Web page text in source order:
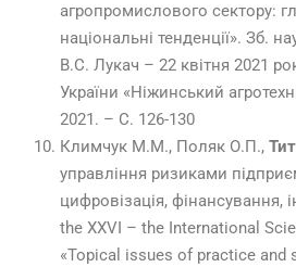
агропромислового сектору:
національні тенденції». Зб.
В.С. Лукач – 22 квітня 2021
України «Ніжинський
2021. – С. 126-130
Климчук М.М., Поляк О.П.,
управління ризиками
цифровізація, фінансування,
the XXVI – the International
«Topical issues of practice and